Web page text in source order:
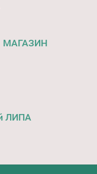
МАГАЗИН
ЛИПА